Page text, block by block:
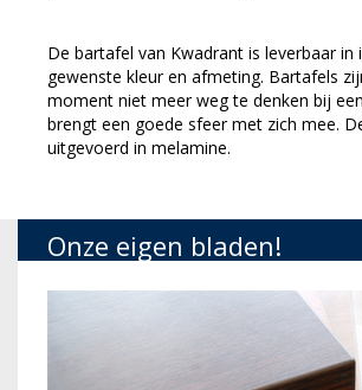
De bartafel van Kwadrant is leverbaar in
gewenste kleur en afmeting. Bartafels
moment niet meer weg te denken bij
brengt een goede sfeer met zich mee.
uitgevoerd in melamine.
Onze eigen bladen!